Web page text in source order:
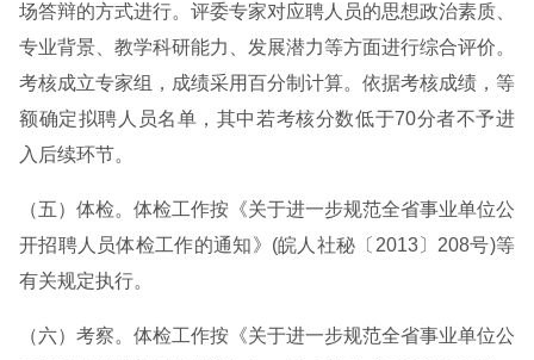
场答辩的方式进行。评委专家对应聘人员的思想政治素质、
专业背景、教学科研能力、发展潜力等方面进行综合评价。
考核成立专家组，成绩采用百分制计算。依据考核成绩，等
额确定拟聘人员名单，其中若考核分数低于70分者不予进
入后续环节。
（五）体检。体检工作按《关于进一步规范全省事业单位公
开招聘人员体检工作的通知》(皖人社秘〔2013〕208号)等
有关规定执行。
（六）考察。体检工作按《关于进一步规范全省事业单位公